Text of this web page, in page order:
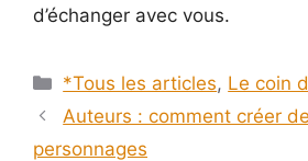
d’échanger avec vous.
Catégories
*Tous les articles, Le coin
Auteurs : comment créer
personnages